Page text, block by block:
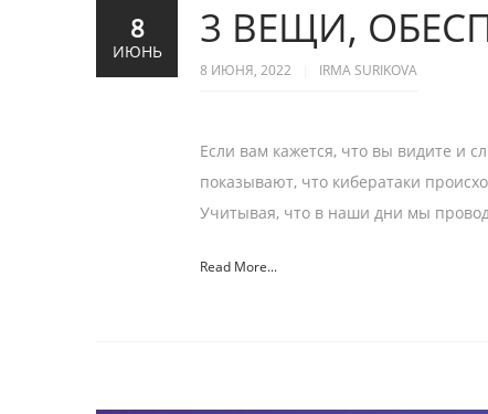
3 ВЕЩИ,
8 ИЮНЯ, 2022 IRMA SURIKOVA
Если вам кажется, что вы видите и
показывают, что кибератаки
Учитывая, что в наши дни мы
Read More...
8
ИЮНЬ